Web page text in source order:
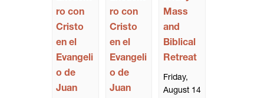
ro con
Cristo
en el
Evangeli
o de
Juan
ro con
Cristo
en el
Evangeli
o de
Juan
Mass
and
Biblical
Retreat
Friday,
August 14